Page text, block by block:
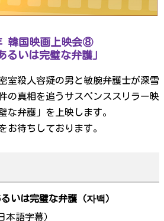
韓国映画上映会⑧
るいは完璧な弁護」
室殺人容疑の男と敏腕弁護士が深雪
の真相を追うサスペンススリラー映
な弁護」を上映します。
お待ちしております。
いは完璧な弁護（자백）
本語字幕）